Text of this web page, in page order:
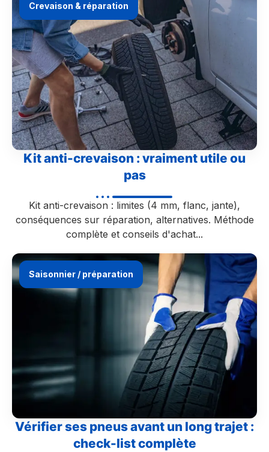
Crevaison & réparation
Kit anti-crevaison : vraiment utile ou
pas
Kit anti-crevaison : limites (4 mm, flanc, jante),
conséquences sur réparation, alternatives. Méthode
complète et conseils d'achat...
Saisonnier / préparation
Vérifier ses pneus avant un long trajet :
check-list complète